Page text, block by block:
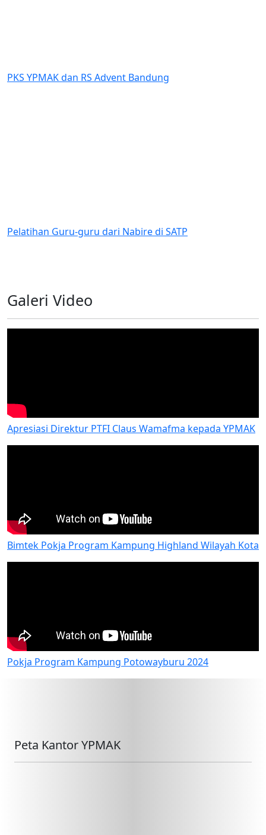
PKS YPMAK dan RS Advent Bandung
Pelatihan Guru-guru dari Nabire di SATP
Galeri Video
Apresiasi Direktur PTFI Claus Wamafma kepada YPMAK
Bimtek Pokja Program Kampung Highland Wilayah Kota
Pokja Program Kampung Potowayburu 2024
Peta Kantor YPMAK